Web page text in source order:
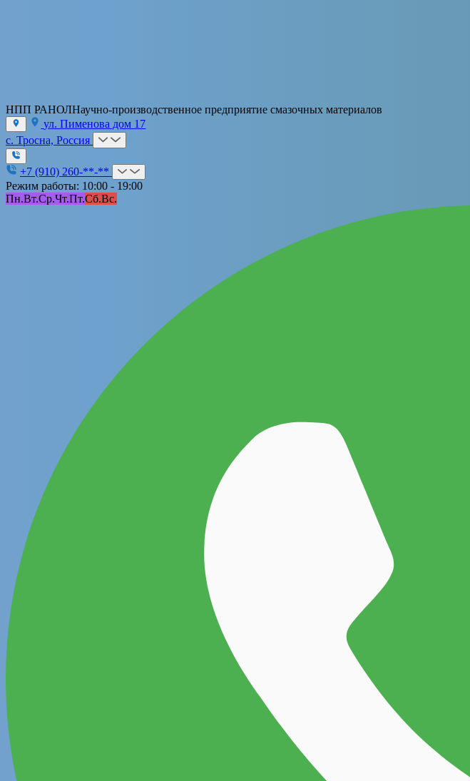
НПП РАНОЛНаучно-производственное предприятие смазочных материалов
ул. Пименова дом 17
с. Тросна, Россия
+7 (910) 260-**-**
Режим работы: 10:00 - 19:00
Пн.Вт.Ср.Чт.Пт.Сб.Вс.